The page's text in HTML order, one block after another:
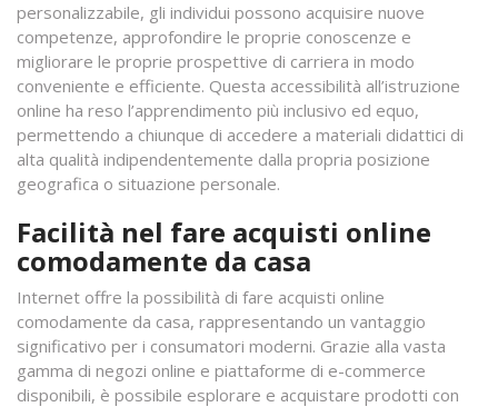
personalizzabile, gli individui possono acquisire nuove
competenze, approfondire le proprie conoscenze e
migliorare le proprie prospettive di carriera in modo
conveniente e efficiente. Questa accessibilità all’istruzione
online ha reso l’apprendimento più inclusivo ed equo,
permettendo a chiunque di accedere a materiali didattici di
alta qualità indipendentemente dalla propria posizione
geografica o situazione personale.
Facilità nel fare acquisti online
comodamente da casa
Internet offre la possibilità di fare acquisti online
comodamente da casa, rappresentando un vantaggio
significativo per i consumatori moderni. Grazie alla vasta
gamma di negozi online e piattaforme di e-commerce
disponibili, è possibile esplorare e acquistare prodotti con